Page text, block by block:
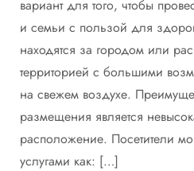
вариант для того, чтобы
и семьи с пользой для
находятся за городом или
территорией с большими
на свежем воздухе.
размещения является
расположение. Посетители
услугами как: […]